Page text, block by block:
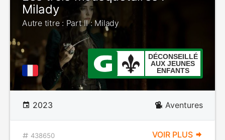
Milady
Autre titre : Part II : Milady
DÉCONSEILLÉ
AUX JEUNES
ENFANTS
2023 Aventures
438650 VOIR PLUS